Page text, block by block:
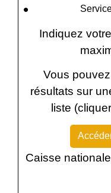
Indiquez
Vous
résultats sur
liste
Caisse